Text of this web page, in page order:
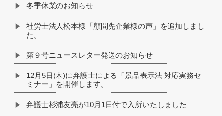
冬季休業のお知らせ
社労士法人松本様「顧問先企業様の声」を追加しまし
た。
第９号ニュースレター発送のお知らせ
12月5日(木)に弁護士による「景品表示法 対応実務セ
ミナー」を開催します。
弁護士杉浦友亮が10月1日付で入所いたしました